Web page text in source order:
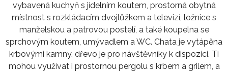
vybavená kuchyň s jídelním koutem, prostorná obytná
místnost s rozkládacím dvojlůžkem a televizí, ložnice s
manželskou a patrovou postelí, a také koupelna se
sprchovým koutem, umývadlem a WC. Chata je vytápěna
krbovými kamny, dřevo je pro návštěvníky k dispozici. Ti
mohou využívat i prostornou pergolu s krbem a grilem, a